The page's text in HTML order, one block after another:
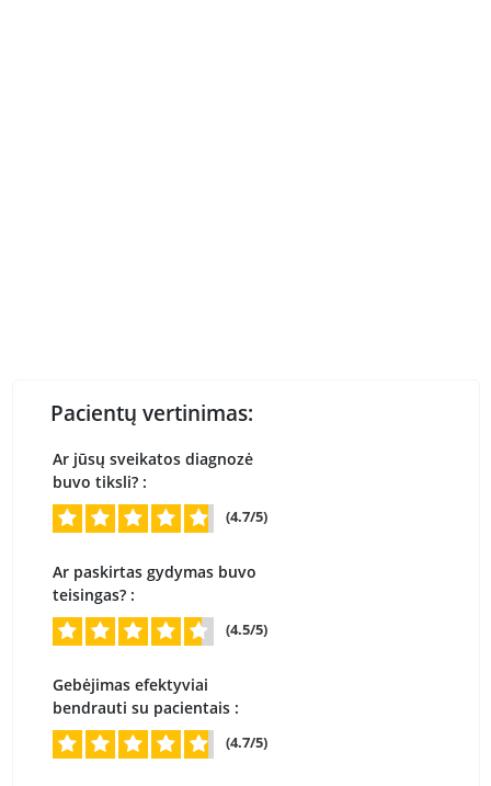
Pacientų vertinimas:
Ar jūsų sveikatos diagnozė
buvo tiksli? :
(4.7/5)
Ar paskirtas gydymas buvo
teisingas? :
(4.5/5)
Gebėjimas efektyviai
bendrauti su pacientais :
(4.7/5)